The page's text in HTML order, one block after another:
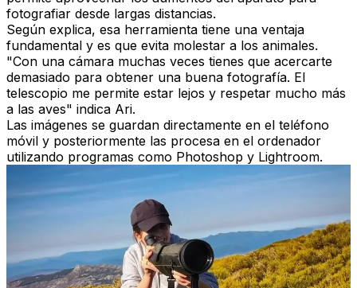
fotografiar desde largas distancias.
Según explica, esa herramienta tiene una ventaja
fundamental y es que evita molestar a los animales.
"Con una cámara muchas veces tienes que acercarte
demasiado para obtener una buena fotografía. El
telescopio me permite estar lejos y respetar mucho más
a las aves" indica Ari.
Las imágenes se guardan directamente en el teléfono
móvil y posteriormente las procesa en el ordenador
utilizando programas como Photoshop y Lightroom.